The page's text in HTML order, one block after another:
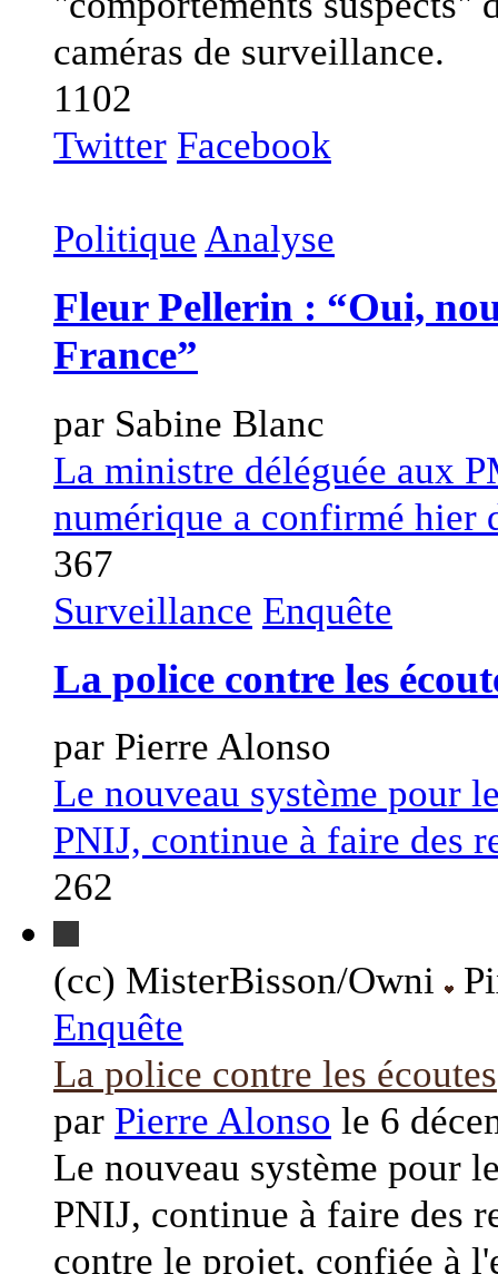
caméras de surveillance.
1102
Twitter Facebook
Politique Analyse
Fleur Pellerin : “Oui,
France”
par Sabine Blanc
La ministre déléguée aux
numérique a confirmé hier
367
Surveillance Enquête
La police contre les
par Pierre Alonso
Le nouveau système pour
PNIJ, continue à faire des
262
(cc) MisterBisson/Owni
Enquête
La police contre les écoutes
par Pierre Alonso le 6
Le nouveau système pour
PNIJ, continue à faire des
contre le projet, confiée à